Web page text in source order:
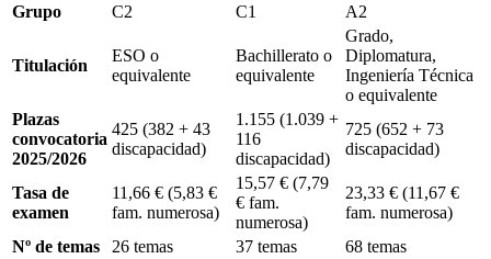
Grupo
C2 C1 A2
Titulación
ESO o
equivalente
Bachillerato o
equivalente
Grado,
Diplomatura,
Ingeniería Técnica
o equivalente
Plazas
convocatoria
2025/2026
425 (382 + 43
discapacidad)
1.155 (1.039 +
116
discapacidad)
725 (652 + 73
discapacidad)
Tasa de
examen
11,66 € (5,83 €
fam. numerosa)
15,57 € (7,79
€ fam.
numerosa)
23,33 € (11,67 €
fam. numerosa)
Nº de temas
26 temas 37 temas
68 temas